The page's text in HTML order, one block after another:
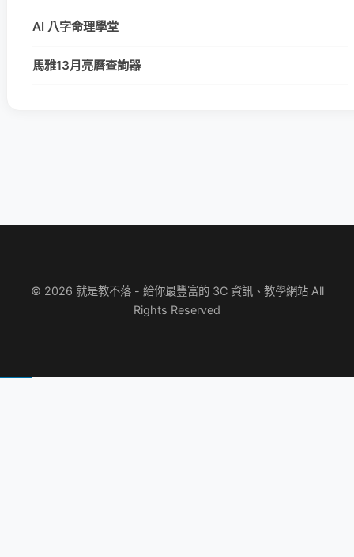
AI 八字命理學堂
馬雅13月亮曆查詢器
© 2026 就是教不落 - 給你最豐富的 3C 資訊、教學網站 All
Rights Reserved